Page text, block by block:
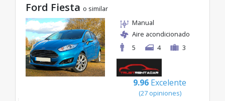
puedes elegir el modelo ideal de la categoría
seleccionada, con tarifas excelentes desde solo
8€/día.
Ford Fiesta o similar
Manual
Aire acondicionado
5
4 3
9.96 Excelente
(27 opiniones)